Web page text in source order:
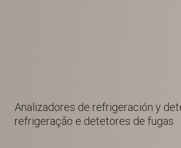
Analizadores de refrigeración y
refrigeração e detetores de fugas